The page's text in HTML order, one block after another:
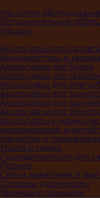
Насосное
Дополнительное
Насосы
Аксессуары для
Аккумуляторы и
Аксессуары для буров
Аксессуары для
Аксессуары для
Аксессуары для
Аксессуары для
Аксессуары для
Аксессуары и
культиваторов и
Канистры и
Масла и химия
Принадлежности для
Прочее
Свечи зажигания и
Силовые удлинители
Тележки и прицепы